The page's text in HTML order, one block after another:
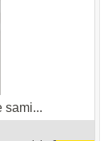
sami...